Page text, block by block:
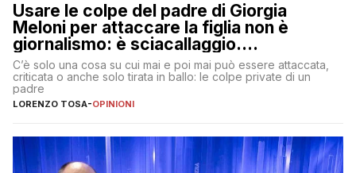
Usare le colpe del padre di Giorgia
Meloni per attaccare la figlia non è
giornalismo: è sciacallaggio.
Dimostriamo di essere diversi
C’è solo una cosa su cui mai e poi mai può essere attaccata,
criticata o anche solo tirata in ballo: le colpe private di un
padre
LORENZO TOSA-OPINIONI